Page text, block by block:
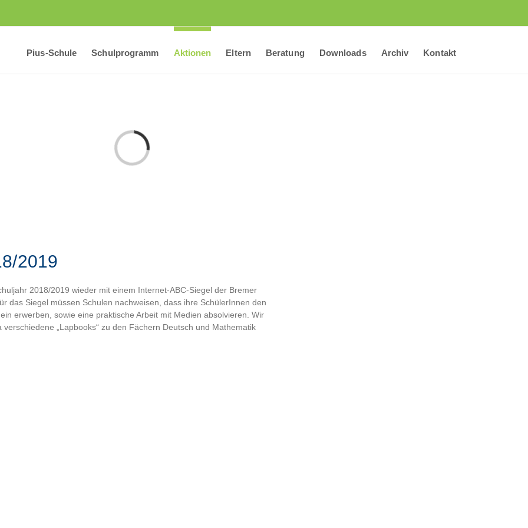
Pius-Schule Schulprogramm Aktionen Eltern Beratung Downloads Archiv Kontakt
Laden...
2019
2018/2019 wieder mit einem Internet-ABC-Siegel der Bremer
das Siegel müssen Schulen nachweisen, dass ihre SchülerInnen den
erwerben, sowie eine praktische Arbeit mit Medien absolvieren. Wir
„Lapbooks“ zu den Fächern Deutsch und Mathematik